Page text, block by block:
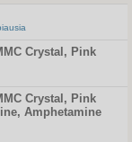
Crystal, Pink
Crystal, Pink
Amphetamine